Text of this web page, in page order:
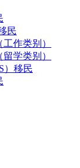
民
作类别）
学类别）
）移民